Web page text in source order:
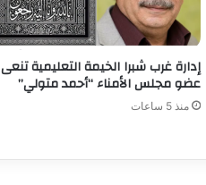
إدارة غرب شبرا الخيمة التعليمية تنعى
عضو مجلس الأمناء “أحمد متولي”
منذ 5 ساعات